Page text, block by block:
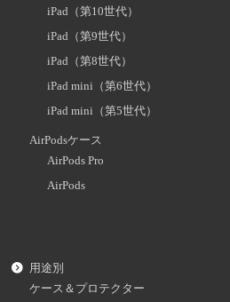
iPad（第10世代）
iPad（第9世代）
iPad（第8世代）
iPad mini（第6世代）
iPad mini（第5世代）
AirPodsケース
AirPods Pro
AirPods
用途別
ケース＆プロテクター